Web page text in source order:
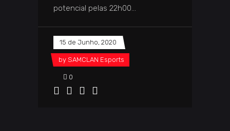
potencial pelas 22h00
15 de Junho, 2020
by SAMCLAN Esports
0